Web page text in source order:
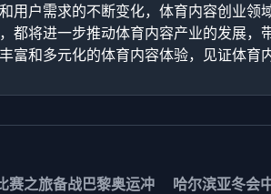
用户需求的不断变化，体育内容创业领
都将进一步推动体育内容产业的发展
富和多元化的体育内容体验，见证体育
赛之旅备战巴黎奥运冲
哈尔滨亚冬会